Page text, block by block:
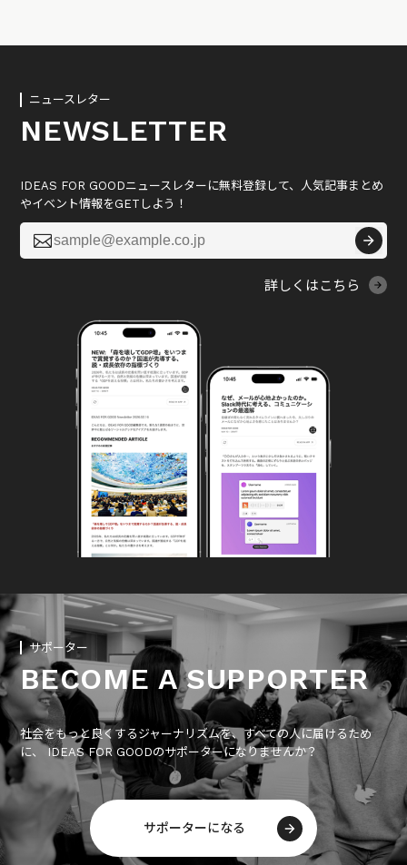
ニュースレター
NEWSLETTER
IDEAS FOR GOODニュースレターに無料登録して、人気記事まとめ
やイベント情報をGETしよう！

詳しくはこちら
サポーター
BECOME A SUPPORTER
社会をもっと良くするジャーナリズムを、すべての人に届けるため
に、 IDEAS FOR GOODのサポーターになりませんか？
サポーターになる